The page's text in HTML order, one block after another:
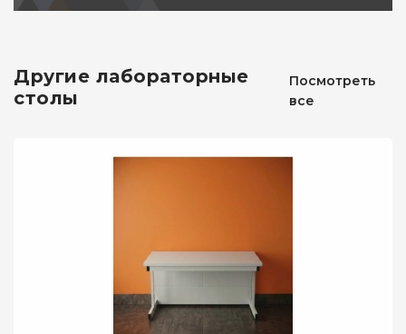
Другие лабораторные
столы
Посмотреть
все